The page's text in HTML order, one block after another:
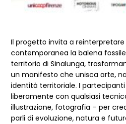
Il progetto invita a
contemporanea la balena fossile
territorio di Sinalunga,
un manifesto che unisca arte,
identità territoriale. I
liberamente con qualsiasi
illustrazione, fotografia – per
parli di evoluzione, natura e